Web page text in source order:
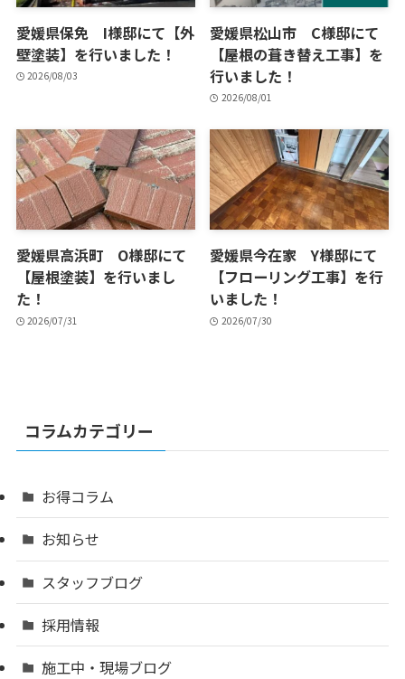
愛媛県保免 I様邸にて【外
壁塗装】を行いました！
2026/08/03
愛媛県松山市 C様邸にて
【屋根の葺き替え工事】を
行いました！
2026/08/01
愛媛県高浜町 O様邸にて
【屋根塗装】を行いまし
た！
2026/07/31
愛媛県今在家 Y様邸にて
【フローリング工事】を行
いました！
2026/07/30
コラムカテゴリー
お得コラム
お知らせ
スタッフブログ
採用情報
施工中・現場ブログ